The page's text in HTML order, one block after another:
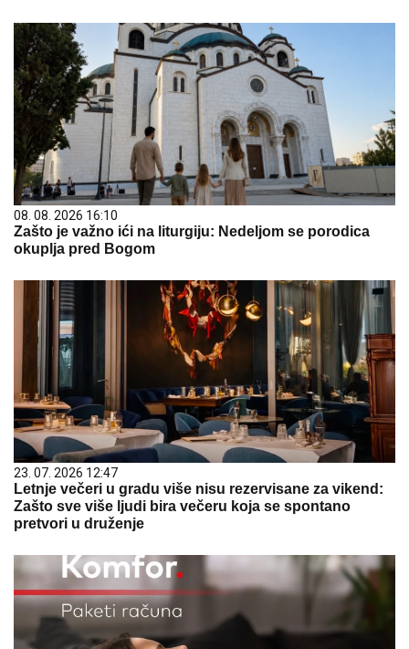
08. 08. 2026 16:10
Zašto je važno ići na liturgiju: Nedeljom se porodica
okuplja pred Bogom
23. 07. 2026 12:47
Letnje večeri u gradu više nisu rezervisane za vikend:
Zašto sve više ljudi bira večeru koja se spontano
pretvori u druženje